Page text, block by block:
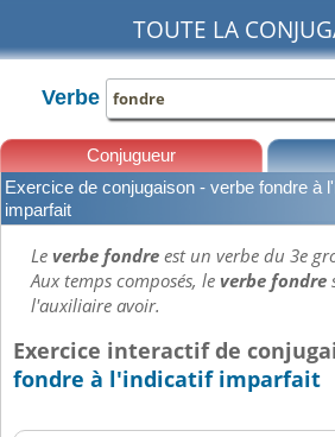
TOUTE LA
Verbe
Conjugueur
Leçons
Exercice de conjugaison - verbe fondre à
imparfait
Leverbe fondreest un verbe du 3e
Aux temps composés, leverbe fondre
l'auxiliaire avoir.
Exercice interactif de
fondre à l'indicatif imparfait